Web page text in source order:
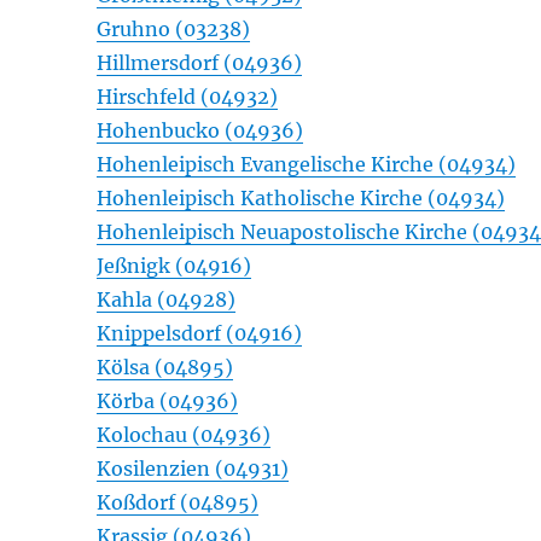
Gruhno (03238)
Hillmersdorf (04936)
Hirschfeld (04932)
Hohenbucko (04936)
Hohenleipisch Evangelische Kirche (04934)
Hohenleipisch Katholische Kirche (04934)
Hohenleipisch Neuapostolische Kirche
Jeßnigk (04916)
Kahla (04928)
Knippelsdorf (04916)
Kölsa (04895)
Körba (04936)
Kolochau (04936)
Kosilenzien (04931)
Koßdorf (04895)